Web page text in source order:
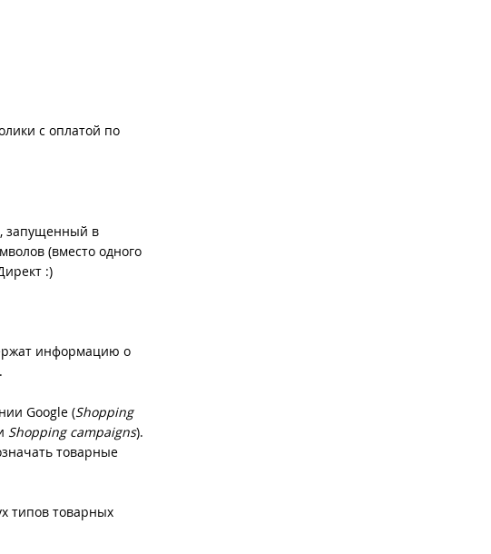
с оплатой по
запущенный в
(вместо одного
:)
информацию о
Google (Shopping
Shopping campaigns).
товарные
типов товарных